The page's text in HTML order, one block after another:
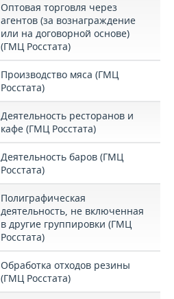
Оптовая торговля через
агентов (за вознаграждение
или на договорной основе)
(ГМЦ Росстата)
Производство мяса (ГМЦ
Росстата)
Деятельность ресторанов и
кафе (ГМЦ Росстата)
Деятельность баров (ГМЦ
Росстата)
Полиграфическая
деятельность, не включенная
в другие группировки (ГМЦ
Росстата)
Обработка отходов резины
(ГМЦ Росстата)